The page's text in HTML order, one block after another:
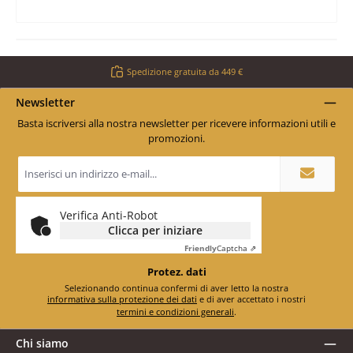
Spedizione gratuita da 449 €
Newsletter
Basta iscriversi alla nostra newsletter per ricevere informazioni utili e
promozioni.
*
Verifica Anti-Robot
Clicca per iniziare
FriendlyCaptcha ⇗
Protez. dati
informativa sulla protezione dei dati
termini e condizioni generali.
Chi siamo